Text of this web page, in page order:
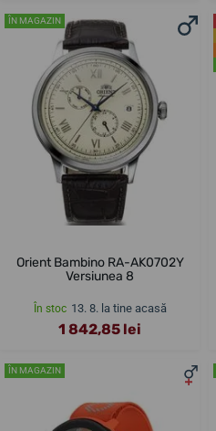
ÎN MAGAZIN
Orient Bambino RA-AK0702Y
Versiunea 8
În stoc 13. 8. la tine acasă
1 842,85 lei
ÎN MAGAZIN